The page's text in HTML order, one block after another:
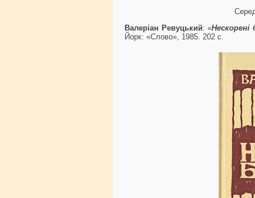
Валеріан Ревуцький: «Нескорені
Йорк: «Слово», 1985. 202 с.